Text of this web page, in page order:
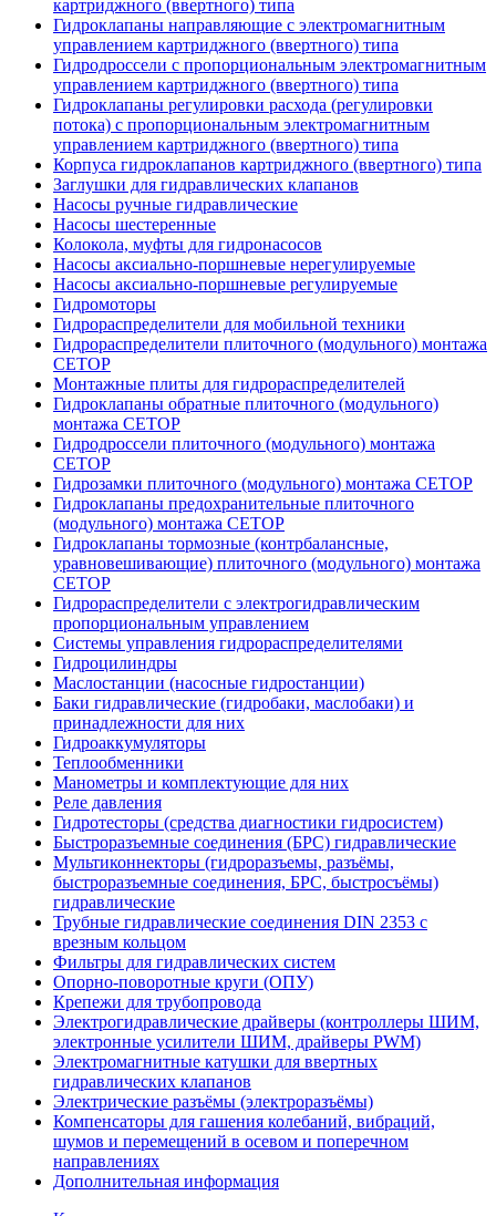
картриджного (ввертного) типа
Гидроклапаны направляющие с электромагнитным
управлением картриджного (ввертного) типа
Гидродроссели с пропорциональным электромагнитным
управлением картриджного (ввертного) типа
Гидроклапаны регулировки расхода (регулировки
потока) с пропорциональным электромагнитным
управлением картриджного (ввертного) типа
Корпуса гидроклапанов картриджного (ввертного) типа
Заглушки для гидравлических клапанов
Насосы ручные гидравлические
Насосы шестеренные
Колокола, муфты для гидронасосов
Насосы аксиально-поршневые нерегулируемые
Насосы аксиально-поршневые регулируемые
Гидромоторы
Гидрораспределители для мобильной техники
Гидрораспределители плиточного (модульного) монтажа
СЕТОР
Монтажные плиты для гидрораспределителей
Гидроклапаны обратные плиточного (модульного)
монтажа CETOP
Гидродроссели плиточного (модульного) монтажа
CETOP
Гидрозамки плиточного (модульного) монтажа CETOP
Гидроклапаны предохранительные плиточного
(модульного) монтажа CETOP
Гидроклапаны тормозные (контрбалансные,
уравновешивающие) плиточного (модульного) монтажа
CETOP
Гидрораспределители с электрогидравлическим
пропорциональным управлением
Системы управления гидрораспределителями
Гидроцилиндры
Маслостанции (насосные гидростанции)
Баки гидравлические (гидробаки, маслобаки) и
принадлежности для них
Гидроаккумуляторы
Теплообменники
Манометры и комплектующие для них
Реле давления
Гидротесторы (средства диагностики гидросистем)
Быстроразъемные соединения (БРС) гидравлические
Мультиконнекторы (гидроразъемы, разъёмы,
быстроразъемные соединения, БРС, быстросъёмы)
гидравлические
Трубные гидравлические соединения DIN 2353 с
врезным кольцом
Фильтры для гидравлических систем
Опорно-поворотные круги (ОПУ)
Крепежи для трубопровода
Электрогидравлические драйверы (контроллеры ШИМ,
электронные усилители ШИМ, драйверы PWM)
Электромагнитные катушки для ввертных
гидравлических клапанов
Электрические разъёмы (электроразъёмы)
Компенсаторы для гашения колебаний, вибраций,
шумов и перемещений в осевом и поперечном
направлениях
Дополнительная информация